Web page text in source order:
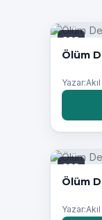
PDF
Ölüm
PDF
Ölüm